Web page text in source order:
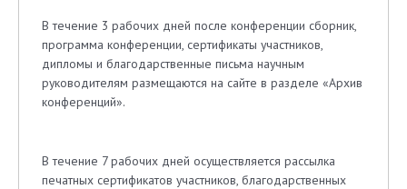
В течение 3 рабочих дней после конференции сборник,
программа конференции, сертификаты участников,
дипломы и благодарственные письма научным
руководителям размещаются на сайте в разделе «Архив
конференций».
В течение 7 рабочих дней осуществляется рассылка
печатных сертификатов участников, благодарственных